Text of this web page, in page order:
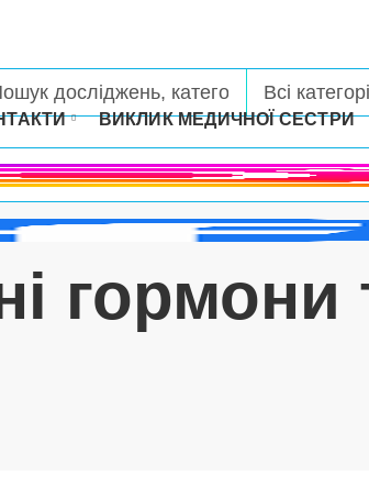
ВИКЛИК МЕДИЧНОЇ СЕСТРИ
гормони